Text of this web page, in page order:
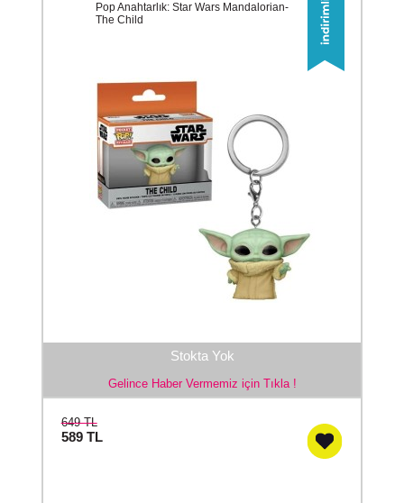
Stokta Yok
Gelince Haber Vermemiz için Tıkla !
Pop Anahtarlık: Star Wars Mandalorian-
The Child
649 TL
589 TL